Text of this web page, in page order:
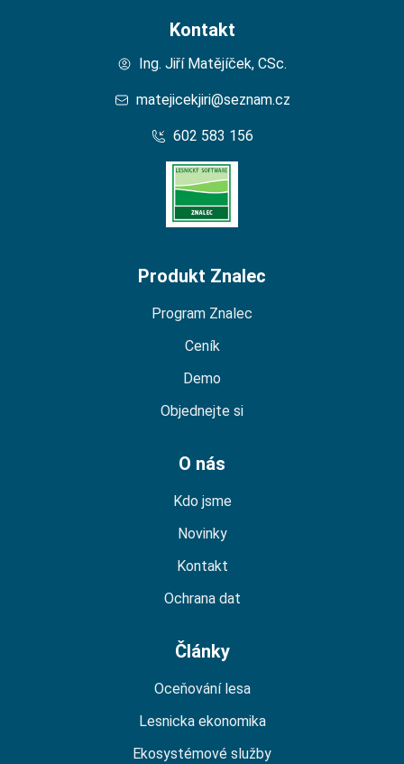
Kontakt
Ing. Jiří Matějíček, CSc.
matejicekjiri@seznam.cz
602 583 156
Domů – Lesní Znalec
Produkt Znalec
Program Znalec
Ceník
Demo
Objednejte si
O nás
Kdo jsme
Novinky
Kontakt
Ochrana dat
Články
Oceňování lesa
Lesnicka ekonomika
Ekosystémové služby